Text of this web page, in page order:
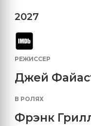
2027
РЕЖИССЕР
Джей
В РОЛЯХ
Фрэнк